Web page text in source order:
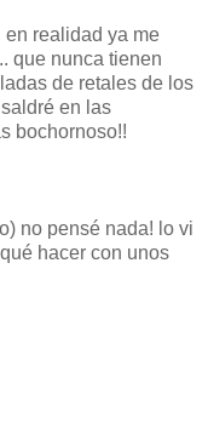
en realidad ya me
que nunca tienen
de retales de los
en las
bochornoso!!
no pensé nada! lo vi
hacer con unos